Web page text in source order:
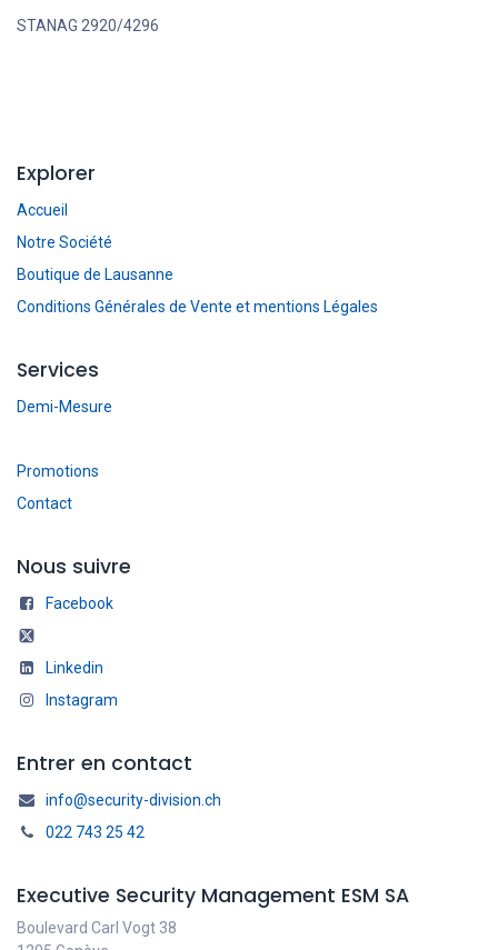
STANAG 2920/4296
Explorer
Accueil
Notre Société
Boutique de Lausanne
Conditions Générales de Vente et mentions Légales
Services
Demi-Mesure
Promotions
Contact
Nous suivre
Facebook
Linkedin
Instagram
Entrer en contact
info@security-division.ch
022 743 25 42
Executive Security Management ESM SA
Boulevard Carl Vogt 38